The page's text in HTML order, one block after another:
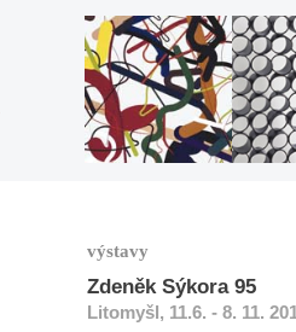
výstavy
Zdeněk Sýkora 95
Litomyšl, 11.6. - 8. 11.